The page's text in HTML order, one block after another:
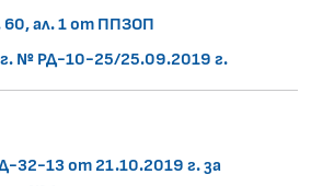
60, ал. 1 от ППЗОП
№ РД-10-25/25.09.2019 г.
32-13 от 21.10.2019 г. за